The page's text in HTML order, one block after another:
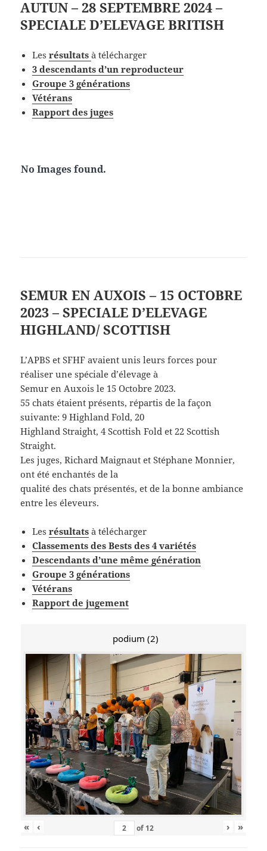
AUTUN – 28 SEPTEMBRE 2024 –
SPECIALE D’ELEVAGE BRITISH
Lesrésultats à télécharger
3 descendants d’un reproducteur
Groupe 3 générations
Vétérans
Rapport des juges
No Images found.
SEMUR EN AUXOIS – 15 OCTOBRE
2023 – SPECIALE D’ELEVAGE
HIGHLAND/ SCOTTISH
L’APBS et SFHF avaient unis leurs forces pour
réaliser une spéciale d’élevage à
Semur en Auxois le 15 Octobre 2023.
55 chats étaient présents, répartis de la façon
suivante: 9 Highland Fold, 20
Highland Straight, 4 Scottish Fold et 22 Scottish
Straight.
Les juges, Richard Maignaut et Stéphane Monnier,
ont été enchantés de la
qualité des chats présentés, et de la bonne ambiance
entre les éleveurs.
Lesrésultats à télécharger
Classements des Bests des 4 variétés
Descendants d’une même génération
Groupe 3 générations
Vétérans
Rapport de jugement
podium (2)
« ‹ of 12 › »